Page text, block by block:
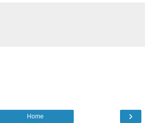
›
Home